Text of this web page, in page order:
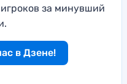
за минувший
в Дзене!